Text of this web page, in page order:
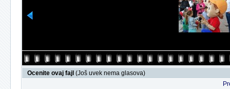
Ocenite ovaj fajl (Još uvek nema glasova)